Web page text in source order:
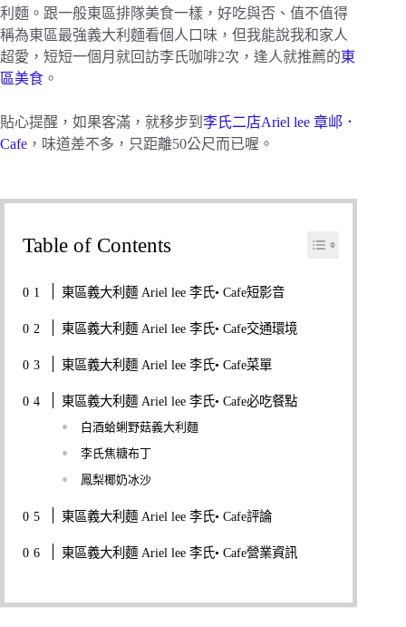
利麵。跟一般東區排隊美食一樣，好吃與否、值不值得
稱為東區最強義大利麵看個人口味，但我能說我和家人
超愛，短短一個月就回訪李氏咖啡2次，逢人就推薦的東
區美食 。
貼心提醒，如果客滿，就移步到 李氏二店Ariel lee 章邖．
Cafe ，味道差不多，只距離50公尺而已喔。
Table of Contents
東區義大利麵 Ariel lee 李氏• Cafe短影音
東區義大利麵 Ariel lee 李氏• Cafe交通環境
東區義大利麵 Ariel lee 李氏• Cafe菜單
東區義大利麵 Ariel lee 李氏• Cafe必吃餐點
白酒蛤蜊野菇義大利麵
李氏焦糖布丁
鳳梨椰奶冰沙
東區義大利麵 Ariel lee 李氏• Cafe評論
東區義大利麵 Ariel lee 李氏• Cafe營業資訊